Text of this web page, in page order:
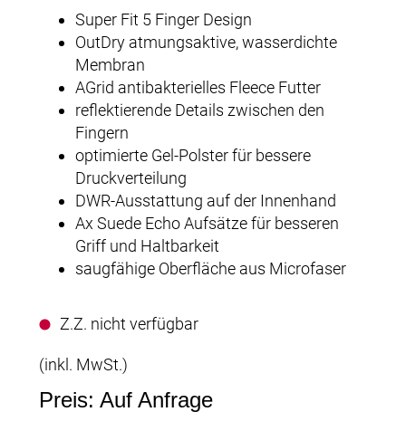
Super Fit 5 Finger Design
OutDry atmungsaktive, wasserdichte
Membran
AGrid antibakterielles Fleece Futter
reflektierende Details zwischen den
Fingern
optimierte Gel-Polster für bessere
Druckverteilung
DWR-Ausstattung auf der Innenhand
Ax Suede Echo Aufsätze für besseren
Griff und Haltbarkeit
saugfähige Oberfläche aus Microfaser
Z.Z. nicht verfügbar
(inkl. MwSt.)
Preis: Auf Anfrage